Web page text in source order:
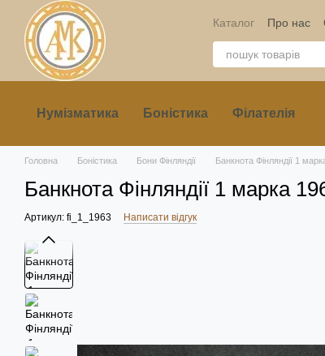
Перейти до основного контенту
Каталог Про нас
Нумізматика Боністика Філателія
Головна Боністика Бони Фінляндії Банкнота Фінляндії 1
Банкнота Фінляндії 1 марка
Артикул: fi_1_1963 Написати відгук